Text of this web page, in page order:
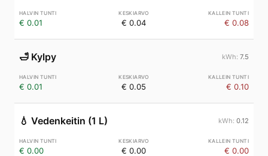
€ 0.01 € 0.04 € 0.08
🛁 Kylpy 7.5
€ 0.01 € 0.05 € 0.10
💧 Vedenkeitin (1 L) 0.12
€ 0.00 € 0.00 € 0.00